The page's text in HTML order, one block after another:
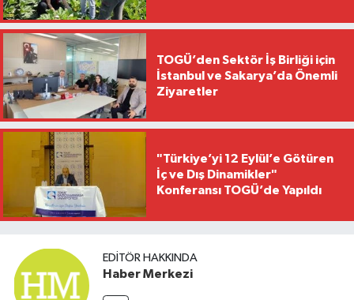
TOGÜ’den Sektör İş Birliği için
İstanbul ve Sakarya’da Önemli
Ziyaretler
"Türkiye’yi 12 Eylül’e Götüren
İç ve Dış Dinamikler"
Konferansı TOGÜ’de Yapıldı
EDITÖR HAKKINDA
Haber Merkezi